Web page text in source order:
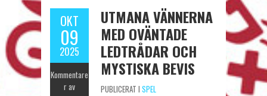
OKT
09
2025
Kommentare
r av
UTMANA VÄNNERNA
MED OVÄNTADE
LEDTRÅDAR OCH
MYSTISKA BEVIS
PUBLICERAT I SPEL